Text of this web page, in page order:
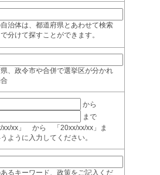
治体は、都道府県とあわせて検索
分けて探すことができます。
、政令市や合併で選挙区が分かれ
から
まで
xx/xx」 から 「20xx/xx/xx」ま
ように入力してください。
るキーワード、政策をご記入くだ